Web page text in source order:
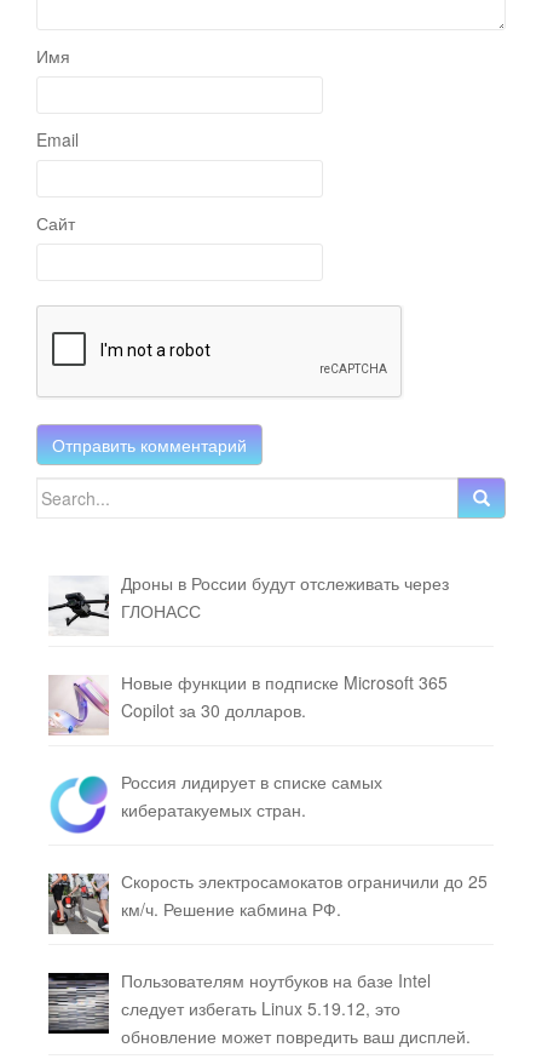
Имя
Email
Сайт
Search for:
Дроны в России будут отслеживать через
ГЛОНАСС
Новые функции в подписке Microsoft 365
Copilot за 30 долларов.
Россия лидирует в списке самых
кибератакуемых стран.
Скорость электросамокатов ограничили до 25
км/ч. Решение кабмина РФ.
Пользователям ноутбуков на базе Intel
следует избегать Linux 5.19.12, это
обновление может повредить ваш дисплей.